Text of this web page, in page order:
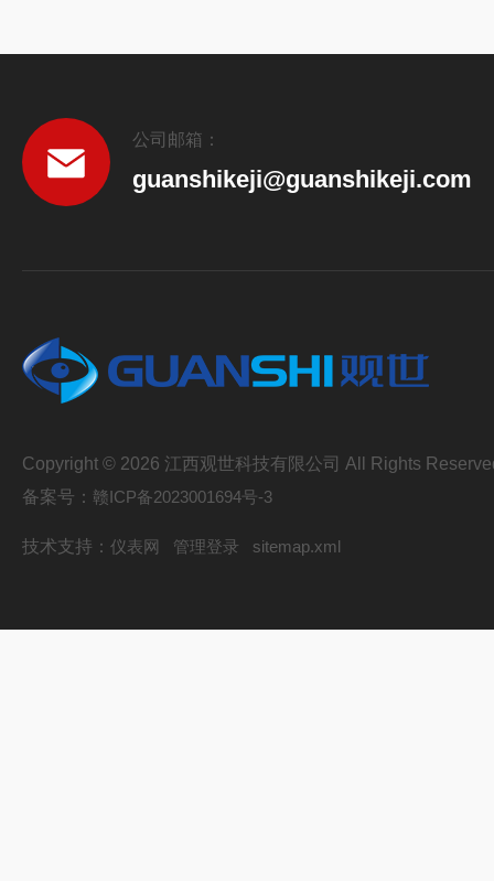
公司邮箱：
guanshikeji@guanshikeji.com
Copyright © 2026 江西观世科技有限公司 All Rights
备案号： 赣ICP备2023001694号-3
技术支持： 仪表网 管理登录 sitemap.xml